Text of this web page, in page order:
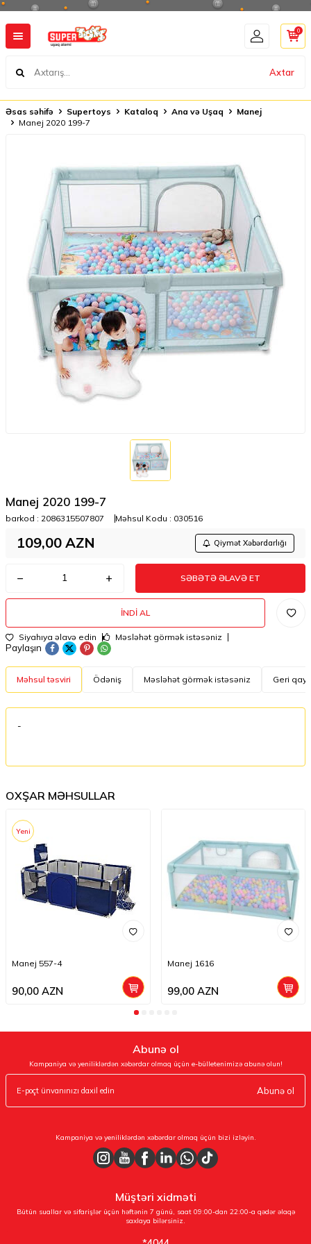
Axtar
0
Əsas səhifə Supertoys Kataloq Ana və Uşaq
Manej
Manej 2020 199-7
Manej 2020 199-7
barkod : 2086315507807 Məhsul Kodu : 030516
109,00 AZN Qiymət Xəbərdarlığı
SƏBƏTƏ ƏLAVƏ ET
İNDI AL
Siyahıya əlavə edin Məsləhət görmək istəsəniz
Paylaşın
Məhsul təsviri Ödəniş Məsləhət görmək istəsəniz Geri
-
OXŞAR MƏHSULLAR
Yeni
Manej 557-4
90,00 AZN
Manej 1616
99,00AZN
Abunə ol
Kampaniya və yeniliklərdən xəbərdar olmaq üçün e-bülletenimizə abunə olun!
Abunə ol
Kampaniya və yeniliklərdən xəbərdar olmaq üçün bizi izləyin.
Müştəri xidməti
Bütün suallar və sifarişlər üçün həftənin 7 günü, saat 09:00-dan 22:00-a qədər əlaqə
saxlaya bilərsiniz.